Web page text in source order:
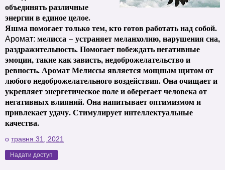
объединять различные
энергии в единое целое.
Яшма помогает только тем, кто готов работать над собой.
Аромат: мелисса – устраняет меланхолию, нарушения сна,
раздражительность. Помогает побеждать негативные
эмоции, такие как зависть, недоброжелательство и
ревность. Аромат Мелиссы является мощным щитом от
любого недоброжелательного воздействия. Она очищает и
укрепляет энергетическое поле и оберегает человека от
негативных влияний. Она напитывает оптимизмом и
привлекает удачу. Стимулирует интеллектуальные
качества.
о травня 31, 2021
Надати доступ